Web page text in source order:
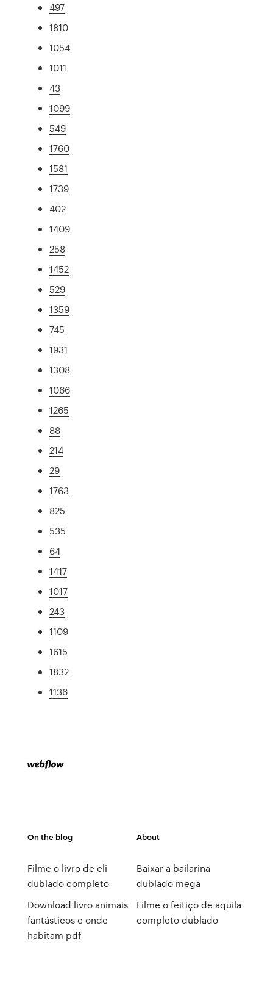
497
1810
1054
1011
43
1099
549
1760
1581
1739
402
1409
258
1452
529
1359
745
1931
1308
1066
1265
88
214
29
1763
825
535
64
1417
1017
243
1109
1615
1832
1136
On the blog
Filme o livro de eli
dublado completo
Download livro animais
fantásticos e onde
habitam pdf
About
Baixar a bailarina
dublado mega
Filme o feitiço de aquila
completo dublado